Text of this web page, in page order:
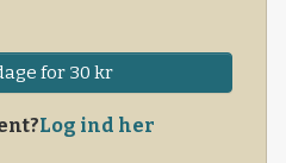
for 30 kr
Log ind her